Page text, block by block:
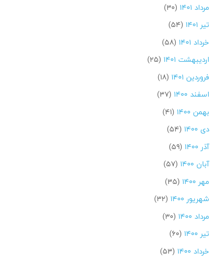
مرداد ۱۴۰۱
(۳۰)
تیر ۱۴۰۱
(۵۴)
خرداد ۱۴۰۱
(۵۸)
اردیبهشت ۱۴۰۱
(۲۵)
فروردین ۱۴۰۱
(۱۸)
اسفند ۱۴۰۰
(۳۷)
بهمن ۱۴۰۰
(۴۱)
دی ۱۴۰۰
(۵۴)
آذر ۱۴۰۰
(۵۹)
آبان ۱۴۰۰
(۵۷)
مهر ۱۴۰۰
(۳۵)
شهریور ۱۴۰۰
(۳۲)
مرداد ۱۴۰۰
(۳۰)
تیر ۱۴۰۰
(۶۰)
خرداد ۱۴۰۰
(۵۳)